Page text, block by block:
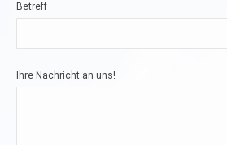
Betreff
Ihre Nachricht an uns!